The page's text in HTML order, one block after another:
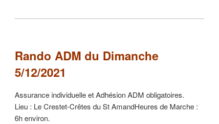
Rando ADM du Dimanche
5/12/2021
Assurance individuelle et Adhésion ADM obligatoires.
Lieu : Le Crestet-Crêtes du St AmandHeures de Marche :
6h environ.